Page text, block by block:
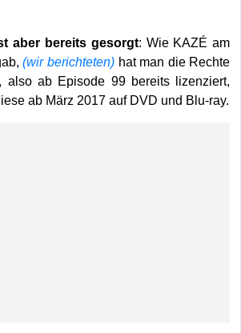
aber bereits gesorgt: Wie KAZÉ am
(wir berichteten) hat man die Rechte
, also ab Episode 99 bereits lizenziert,
ab März 2017 auf DVD und Blu-ray.